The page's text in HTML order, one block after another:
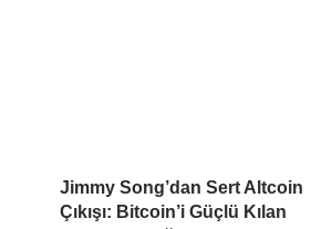
Jimmy Song’dan Sert Altcoin
Çıkışı: Bitcoin’i Güçlü Kılan